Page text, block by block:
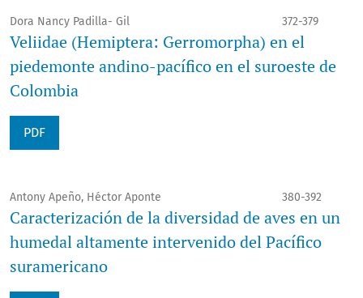
Dora Nancy Padilla- Gil 372-379
Veliidae (Hemiptera: Gerromorpha) en el
piedemonte andino-pacífico en el suroeste de
Colombia
PDF
Antony Apeño, Héctor Aponte 380-392
Caracterización de la diversidad de aves en un
humedal altamente intervenido del Pacífico
suramericano